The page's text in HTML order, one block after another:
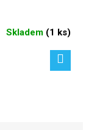
Skladem (1 ks)